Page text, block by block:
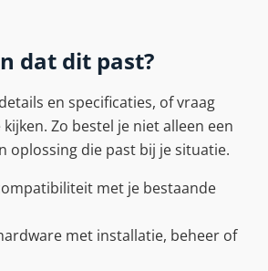
dat dit past?
en specificaties, of vraag
Zo bestel je niet alleen een
oplossing die past bij je situatie.
met je bestaande
met installatie, beheer of